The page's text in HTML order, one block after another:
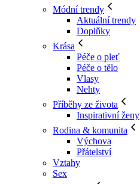
Módní trendy
Aktuální trendy
Doplňky
Krása
Péče o pleť
Péče o tělo
Vlasy
Nehty
Příběhy ze života
Inspirativní ženy
Rodina & komunita
Výchova
Přátelství
Vztahy
Sex